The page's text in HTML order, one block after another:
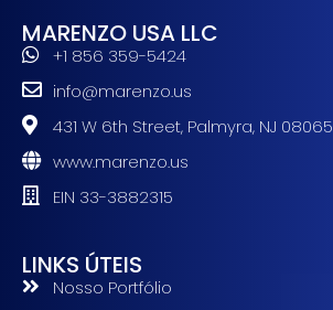
MARENZO USA LLC
+1 856 359-5424
info@marenzo.us
431 W 6th Street, Palmyra, NJ 08065
www.marenzo.us
EIN 33-3882315
LINKS ÚTEIS
Nosso Portfólio